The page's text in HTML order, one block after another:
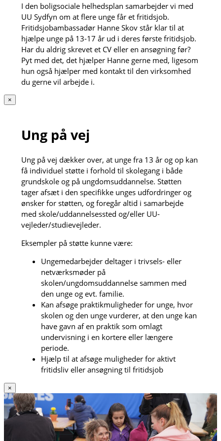
I den boligsociale helhedsplan samarbejder vi med
UU Sydfyn om at flere unge får et fritidsjob.
Fritidsjobambassadør Hanne Skov står klar til at
hjælpe unge på 13-17 år ud i deres første fritidsjob.
Har du aldrig skrevet et CV eller en ansøgning før?
Pyt med det, det hjælper Hanne gerne med, ligesom
hun også hjælper med kontakt til den virksomhed
du gerne vil arbejde i.
×
Ung på vej
Ung på vej dækker over, at unge fra 13 år og op kan
få individuel støtte i forhold til skolegang i både
grundskole og på ungdomsuddannelse. Støtten
tager afsæt i den specifikke unges udfordringer og
ønsker for støtten, og foregår altid i samarbejde
med skole/uddannelsessted og/eller UU-
vejleder/studievejleder.
Eksempler på støtte kunne være:
Ungemedarbejder deltager i trivsels- eller
netværksmøder på
skolen/ungdomsuddannelse sammen med
den unge og evt. familie.
Kan afsøge praktikmuligheder for unge, hvor
skolen og den unge vurderer, at den unge kan
have gavn af en praktik som omlagt
undervisning i en kortere eller længere
periode.
Hjælp til at afsøge muligheder for aktivt
fritidsliv eller ansøgning til fritidsjob
×